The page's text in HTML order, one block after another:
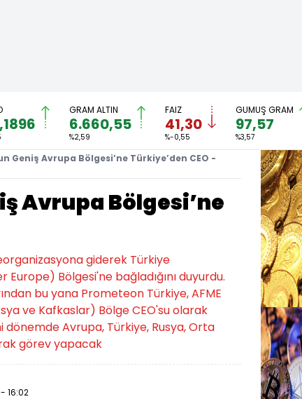
GRAM ALTIN
6.660,55
%2,59
FAİZ
41,30
%-0,55
GÜMÜŞ GRAM
97,57
%3,57
Geniş Avrupa Bölgesi’ne Türkiye’den CEO -
Avrupa Bölgesi’ne
giderek Türkiye
Bölgesi'ne bağladığını duyurdu.
bu yana Prometeon Türkiye, AFME
ve Kafkaslar) Bölge CEO'su olarak
Avrupa, Türkiye, Rusya, Orta
görev yapacak
16:02